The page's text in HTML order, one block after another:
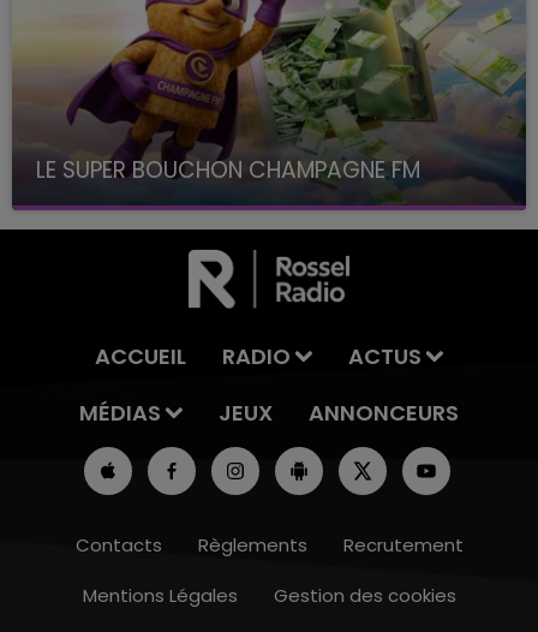
LE SUPER BOUCHON CHAMPAGNE FM
avec La Famille Champagne FM, à 8H10
ACCUEIL RADIO
ACTUS
MÉDIAS
JEUX ANNONCEURS
Contacts Règlements
Recrutement
Mentions Légales
Gestion des cookies